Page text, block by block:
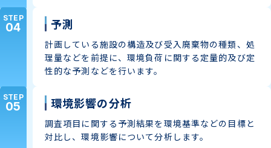
STEP
04 予測
計画している施設の構造及び受入廃棄物の種類、処
理量などを前提に、環境負荷に関する定量的及び定
性的な予測などを行います。
STEP
05 環境影響の分析
調査項目に関する予測結果を環境基準などの目標と
対比し、環境影響について分析します。